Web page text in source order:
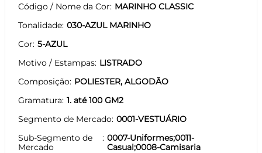
Código / Nome da Cor MARINHO CLASSIC
Tonalidade 030-AZUL MARINHO
Cor 5-AZUL
Motivo / Estampas LISTRADO
Composição POLIESTER, ALGODÃO
Gramatura 1. até 100 GM2
Segmento de Mercado 0001-VESTUÁRIO
Sub-Segmento de
Mercado
0007-Uniformes;0011-
Casual;0008-Camisaria